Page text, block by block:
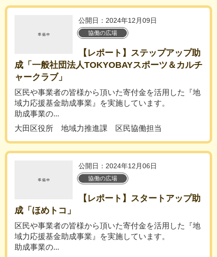
公開日：2024年12月09日
協働の広場
【レポート】ステップアップ助
成「一般社団法人TOKYOBAYスポーツ＆カルチ
ャークラブ」
区民や事業者の皆様から頂いた寄付金を活用した『地
域力応援基金助成事業』を実施しています。
助成事業の...
大田区役所 地域力推進課 区民協働担当
公開日：2024年12月06日
協働の広場
【レポート】スタートアップ助
成「ほめトコ」
区民や事業者の皆様から頂いた寄付金を活用した『地
域力応援基金助成事業』を実施しています。
助成事業の...